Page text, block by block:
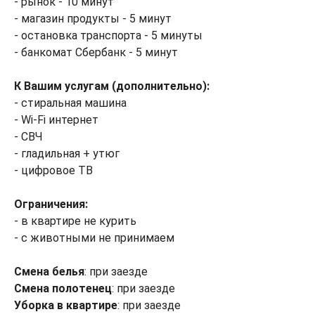
- магазин продукты - 5 минут
- остановка транспорта - 5 минуты
- банкомат Сбербанк - 5 минут
К Вашим услугам (дополнительно):
- стиральная машина
- Wi-Fi интернет
- СВЧ
- гладильная + утюг
- цифровое ТВ
Ограничения:
- в квартире не курить
- с животными не принимаем
Смена белья: при заезде
Смена полотенец: при заезде
Уборка в квартире: при заезде